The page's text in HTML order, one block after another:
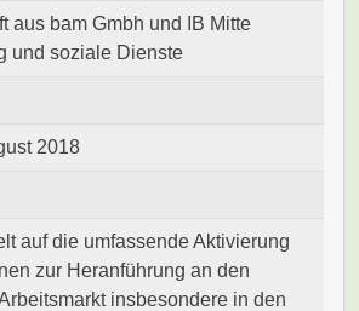
aus bam Gmbh und IB Mitte
und soziale Dienste
2018
auf die umfassende Aktivierung
zur Heranführung an den
insbesondere in den